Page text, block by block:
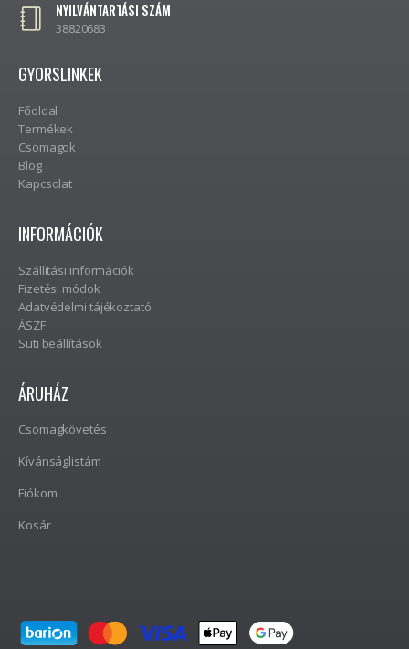
NYILVÁNTARTÁSI SZÁM
38820683
GYORSLINKEK
Főoldal
Termékek
Csomagok
Blog
Kapcsolat
INFORMÁCIÓK
Szállítási információk
Fizetési módok
Adatvédelmi tájékoztató
ÁSZF
Süti beállítások
ÁRUHÁZ
Csomagkövetés
Kívánságlistám
Fiókom
Kosár